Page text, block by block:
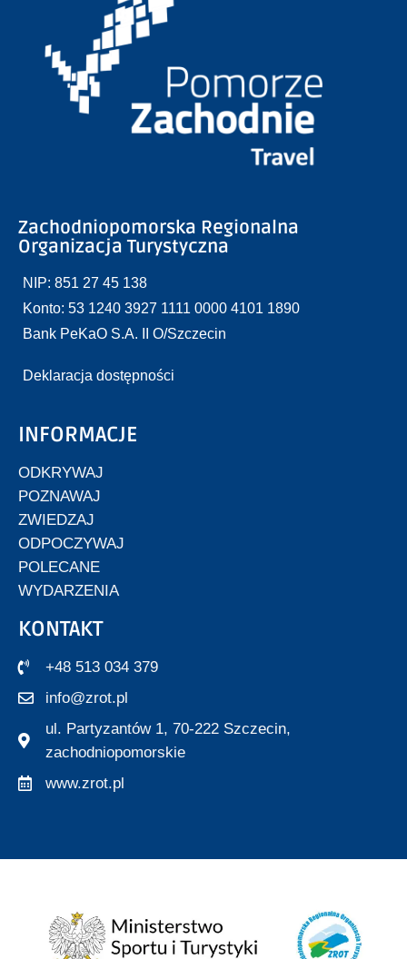
Zachodniopomorska Regionalna
Organizacja Turystyczna
NIP: 851 27 45 138
Konto: 53 1240 3927 1111 0000 4101 1890
Bank PeKaO S.A. II O/Szczecin
Deklaracja dostępności
INFORMACJE
ODKRYWAJ
POZNAWAJ
ZWIEDZAJ
ODPOCZYWAJ
POLECANE
WYDARZENIA
KONTAKT
+48 513 034 379
info@zrot.pl
ul. Partyzantów 1, 70-222 Szczecin,
zachodniopomorskie
www.zrot.pl